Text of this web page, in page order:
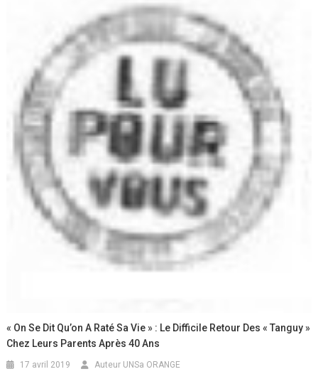
« On Se Dit Qu’on A Raté Sa Vie » : Le Difficile Retour Des « Tanguy »
Chez Leurs Parents Après 40 Ans
17 avril 2019 Auteur UNSa ORANGE